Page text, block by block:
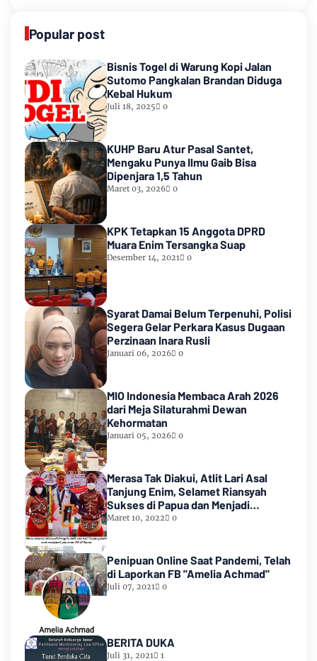
Popular post
Bisnis Togel di Warung Kopi Jalan
Sutomo Pangkalan Brandan Diduga
Kebal Hukum
Juli 18, 2025 0
KUHP Baru Atur Pasal Santet,
Mengaku Punya Ilmu Gaib Bisa
Dipenjara 1,5 Tahun
Maret 03, 2026 0
KPK Tetapkan 15 Anggota DPRD
Muara Enim Tersangka Suap
Desember 14, 2021 0
Syarat Damai Belum Terpenuhi, Polisi
Segera Gelar Perkara Kasus Dugaan
Perzinaan Inara Rusli
Januari 06, 2026 0
MIO Indonesia Membaca Arah 2026
dari Meja Silaturahmi Dewan
Kehormatan
Januari 05, 2026 0
Merasa Tak Diakui, Atlit Lari Asal
Tanjung Enim, Selamet Riansyah
Sukses di Papua dan Menjadi
Miliarder
Maret 10, 2022 0
Penipuan Online Saat Pandemi, Telah
di Laporkan FB "Amelia Achmad"
Juli 07, 2021 0
BERITA DUKA
Juli 31, 2021 1